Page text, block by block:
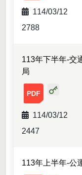
114/03/12
2788
113年下半年-交
局
113年下半年-
114/03/12
2447
113年上半年-公